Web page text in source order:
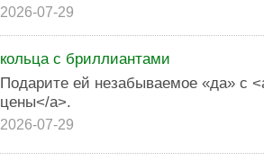
2026-07-29
кольца с бриллиантами
Подарите ей незабываемое «да» с
цены</a>.
2026-07-29